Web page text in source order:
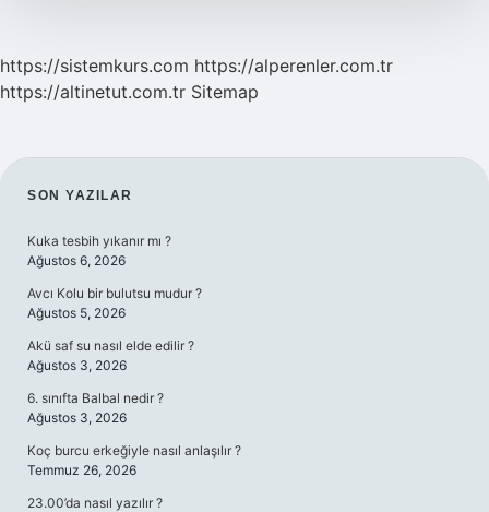
https://sistemkurs.com https://alperenler.com.tr
https://altinetut.com.tr Sitemap
SIDEBAR
SON YAZILAR
Kuka tesbih yıkanır mı ?
Ağustos 6, 2026
Avcı Kolu bir bulutsu mudur ?
Ağustos 5, 2026
Akü saf su nasıl elde edilir ?
Ağustos 3, 2026
6. sınıfta Balbal nedir ?
Ağustos 3, 2026
Koç burcu erkeğiyle nasıl anlaşılır ?
Temmuz 26, 2026
23.00’da nasıl yazılır ?